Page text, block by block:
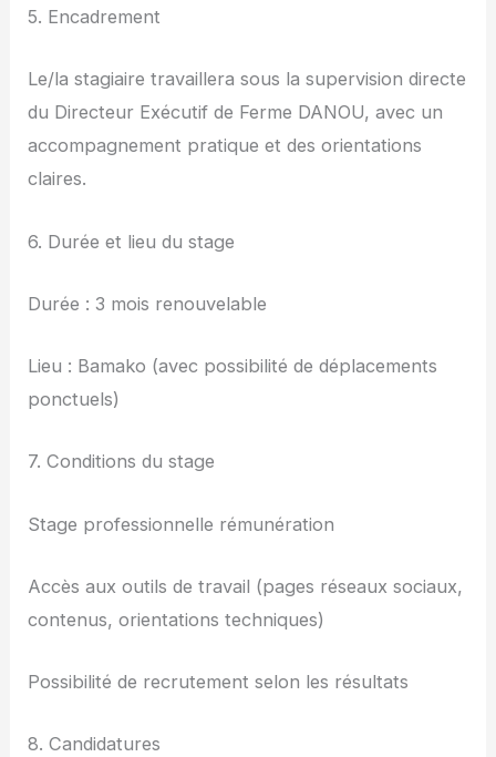
5. Encadrement
Le/la stagiaire travaillera sous la supervision directe
du Directeur Exécutif de Ferme DANOU, avec un
accompagnement pratique et des orientations
claires.
6. Durée et lieu du stage
Durée : 3 mois renouvelable
Lieu : Bamako (avec possibilité de déplacements
ponctuels)
7. Conditions du stage
Stage professionnelle rémunération
Accès aux outils de travail (pages réseaux sociaux,
contenus, orientations techniques)
Possibilité de recrutement selon les résultats
8. Candidatures